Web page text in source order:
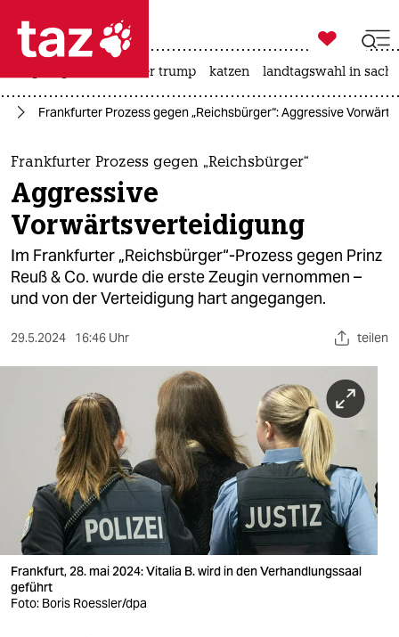
 taz zahl ich
taz zahl ich
themen
politik
öko
gesellschaft
sport
wahrheit
verlag
verlag
veranstaltungen

taz zahl ich
usa unter trump katzen landtagswahl in
Frankfurter Prozess gegen „Reichsbürger“: Aggressive
Frankfurter Prozess gegen „Reichsbürger“
Aggressive
Vorwärtsverteidigung
Im Frankfurter „Reichsbürger“-Prozess gegen Prinz
Reuß & Co. wurde die erste Zeugin vernommen –
und von der Verteidigung hart angegangen.
29.5.2024 16:46 Uhr teilen
Frankfurt, 28. mai 2024: Vitalia B. wird in den Verhandlungssaal
geführt
Foto: Boris Roessler/dpa